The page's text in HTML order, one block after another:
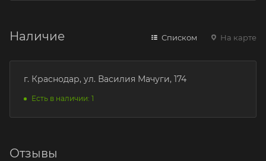
Наличие Списком На карте
г. Краснодар, ул. Василия Мачуги, 174
Есть в наличии: 1
Отзывы